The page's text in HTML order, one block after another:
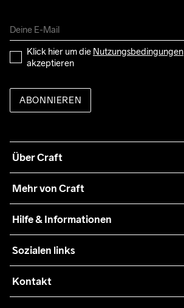
Klick hier um die Nutzungsbedingungen
akzeptieren
ABONNIEREN
Über Craft
Nachhaltigkeit
Mehr von Craft
Teamwear
Zusammenarbeit
Press
Hilfe & Informationen
Retouren
Kundendienst
Sozialen links
Kontakt